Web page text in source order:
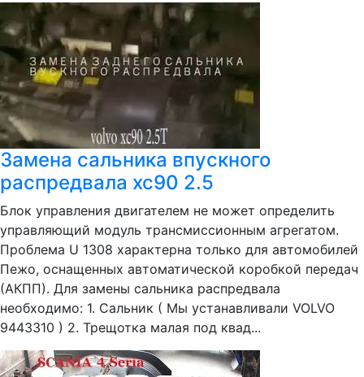
Замена сальника впускного
распредвала xc90 2.5
Блок управления двигателем не может определить
управляющий модуль трансмиссионным агрегатом.
Проблема U 1308 характерна только для автомобилей
Пежо, оснащенных автоматической коробкой передач
(АКПП). Для замены сальника распредвала
необходимо: 1. Сальник ( Мы устанавливали VOLVO
9443310 ) 2. Трещотка малая под квад...